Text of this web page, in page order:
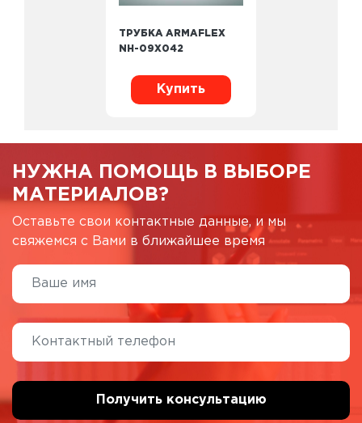
ТРУБКА ARMAFLEX
NH-09X042
Купить
НУЖНА ПОМОЩЬ В ВЫБОРЕ
МАТЕРИАЛОВ?
Оставьте свои контактные данные, и мы
свяжемся с Вами в ближайшее время